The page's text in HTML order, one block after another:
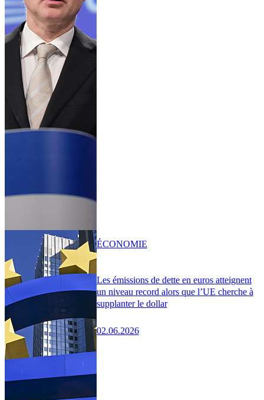
Les émissions de dette en euros atteignent
un niveau record alors que l’UE cherche à
supplanter le dollar
02.06.2026
ÉCONOMIE